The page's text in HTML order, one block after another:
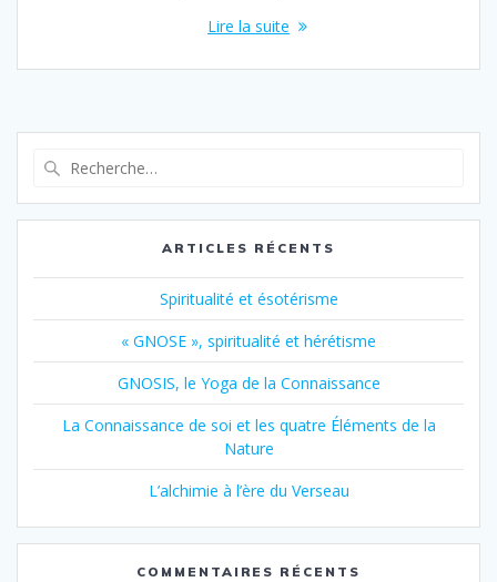
Lire la suite
ARTICLES RÉCENTS
Spiritualité et ésotérisme
« GNOSE », spiritualité et hérétisme
GNOSIS, le Yoga de la Connaissance
La Connaissance de soi et les quatre Éléments de la
Nature
L’alchimie à l’ère du Verseau
COMMENTAIRES RÉCENTS